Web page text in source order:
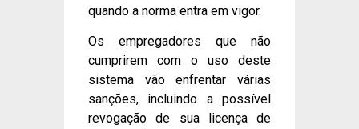
quando a norma entra em vigor.
Os empregadores que não
cumprirem com o uso deste
sistema vão enfrentar várias
sanções, incluindo a possível
revogação de sua licença de